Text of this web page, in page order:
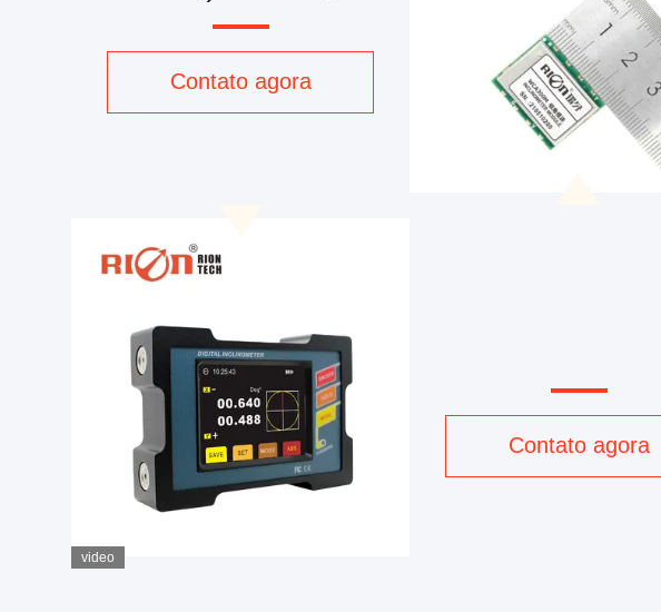
LCD de 64 Cores
Verdadeiras
Contato agora
video
Contato agora